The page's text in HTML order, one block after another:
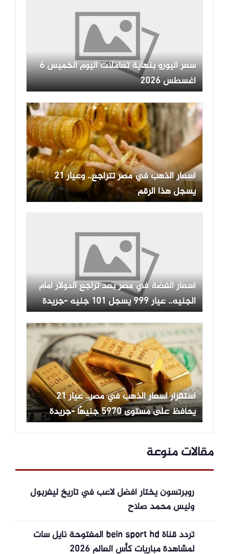
سعر اليورو بنهاية تعاملات اليوم الخميس 6
أغسطس 2026
أسعار الذهب في مصر تتراجع.. وعيار 21
يسجل هذا الرقم
أسعار الفضة في مصر بعد تراجع الدولار أمام
الجنيه.. عيار 999 يسجل 101 جنيه -جريدة
المال
استقرار أسعار الذهب في مصر.. عيار 21
يحافظ على مستوى 5970 جنيهًا -جريدة
المال
مقالات منوعة
روبرتسون يختار أفضل لاعب في تاريخ ليفربول
وليس محمد صلاح
تردد قناة bein sport hd المفتوحة نايل سات
لمشاهدة مباريات كأس العالم 2026